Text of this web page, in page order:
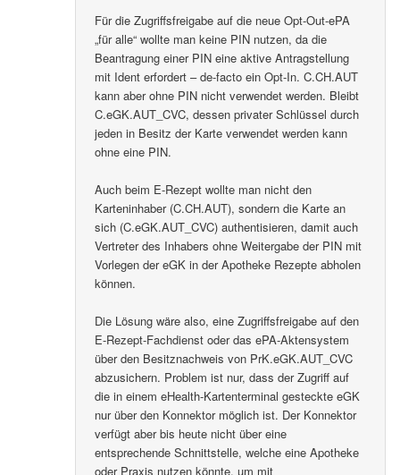
Für die Zugriffsfreigabe auf die neue Opt-Out-ePA
„für alle“ wollte man keine PIN nutzen, da die
Beantragung einer PIN eine aktive Antragstellung
mit Ident erfordert – de-facto ein Opt-In. C.CH.AUT
kann aber ohne PIN nicht verwendet werden. Bleibt
C.eGK.AUT_CVC, dessen privater Schlüssel durch
jeden in Besitz der Karte verwendet werden kann
ohne eine PIN.
Auch beim E-Rezept wollte man nicht den
Karteninhaber (C.CH.AUT), sondern die Karte an
sich (C.eGK.AUT_CVC) authentisieren, damit auch
Vertreter des Inhabers ohne Weitergabe der PIN mit
Vorlegen der eGK in der Apotheke Rezepte abholen
können.
Die Lösung wäre also, eine Zugriffsfreigabe auf den
E-Rezept-Fachdienst oder das ePA-Aktensystem
über den Besitznachweis von PrK.eGK.AUT_CVC
abzusichern. Problem ist nur, dass der Zugriff auf
die in einem eHealth-Kartenterminal gesteckte eGK
nur über den Konnektor möglich ist. Der Konnektor
verfügt aber bis heute nicht über eine
entsprechende Schnittstelle, welche eine Apotheke
oder Praxis nutzen könnte, um mit